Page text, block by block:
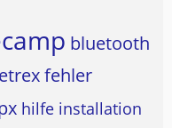
bluetooth
etrexfehler
hilfe installation